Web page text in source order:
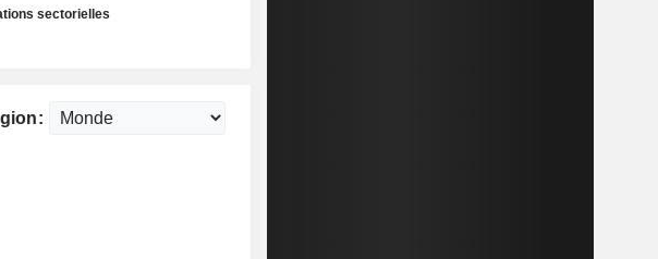
sectorielles